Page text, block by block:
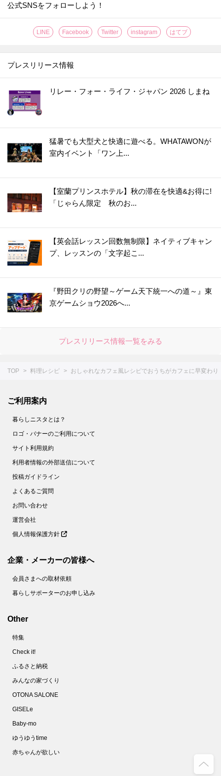
公式SNSをフォローしよう！
LINE Facebook Twitter instagram はてブ
プレスリリース情報
リレー・フォー・ライフ・ジャパン 2026 しまね
猛暑でも大型犬と快適に遊べる。WHATAWONが
室内イベント「ワン上...
【室蘭プリンスホテル】秋の滞在を快適&お得に!
「じゃらん限定 秋のお...
【英会話レッスン回数無制限】ネイティブキャン
プ、レッスンの「文字起こ...
『野田クリの野望～ゲーム天下統一への道～』東
京ゲームショウ2026へ...
プレスリリース情報一覧をみる
TOP 料理レシピ おしゃれなカフェ風レシピでおうちがカフェに早変わ
ご利用案内
暮らしニスタとは？
ロゴ・バナーのご利用について
サイト利用規約
利用者情報の外部送信について
投稿ガイドライン
よくあるご質問
お問い合わせ
運営会社
個人情報保護方針
企業・メーカーの皆様へ
会員さまへの取材依頼
暮らしサポーターのお申し込み
Other
特集
Check it!
ふるさと納税
みんなの家づくり
OTONA SALONE
GISELe
Baby-mo
ゆうゆうtime
赤ちゃんが欲しい